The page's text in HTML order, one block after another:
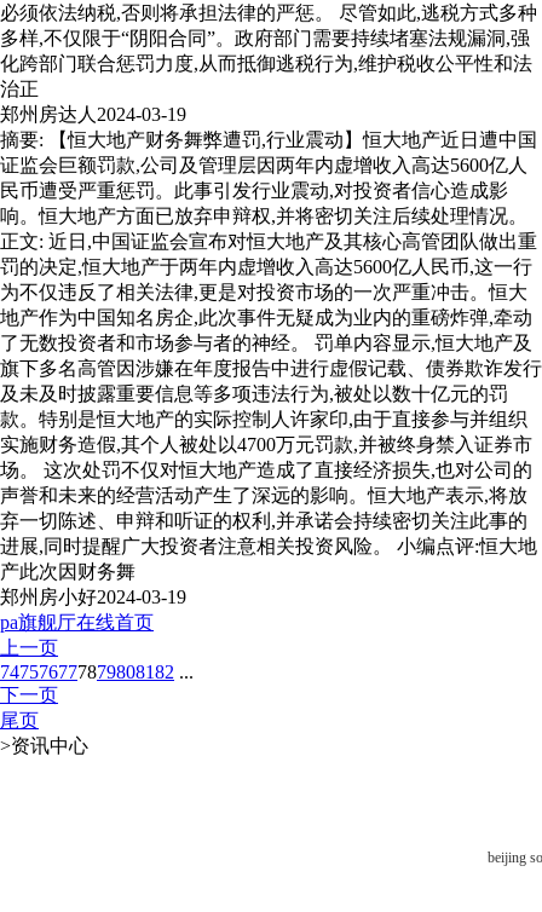
必须依法纳税,否则将承担法律的严惩。 尽管如此,逃税方式多种
多样,不仅限于“阴阳合同”。政府部门需要持续堵塞法规漏洞,强
化跨部门联合惩罚力度,从而抵御逃税行为,维护税收公平性和法
治正
郑州房达人 2024-03-19
摘要: 【恒大地产财务舞弊遭罚,行业震动】恒大地产近日遭中国
证监会巨额罚款,公司及管理层因两年内虚增收入高达5600亿人
民币遭受严重惩罚。此事引发行业震动,对投资者信心造成影
响。恒大地产方面已放弃申辩权,并将密切关注后续处理情况。
正文: 近日,中国证监会宣布对恒大地产及其核心高管团队做出重
罚的决定,恒大地产于两年内虚增收入高达5600亿人民币,这一行
为不仅违反了相关法律,更是对投资市场的一次严重冲击。恒大
地产作为中国知名房企,此次事件无疑成为业内的重磅炸弹,牵动
了无数投资者和市场参与者的神经。 罚单内容显示,恒大地产及
旗下多名高管因涉嫌在年度报告中进行虚假记载、债券欺诈发行
及未及时披露重要信息等多项违法行为,被处以数十亿元的罚
款。特别是恒大地产的实际控制人许家印,由于直接参与并组织
实施财务造假,其个人被处以4700万元罚款,并被终身禁入证券市
场。 这次处罚不仅对恒大地产造成了直接经济损失,也对公司的
声誉和未来的经营活动产生了深远的影响。恒大地产表示,将放
弃一切陈述、申辩和听证的权利,并承诺会持续密切关注此事的
进展,同时提醒广大投资者注意相关投资风险。 小编点评:恒大地
产此次因财务舞
郑州房小好2024-03-19
pa旗舰厅在线首页
上一页
747576777879808182 ...
下一页
尾页
>资讯中心
beijing